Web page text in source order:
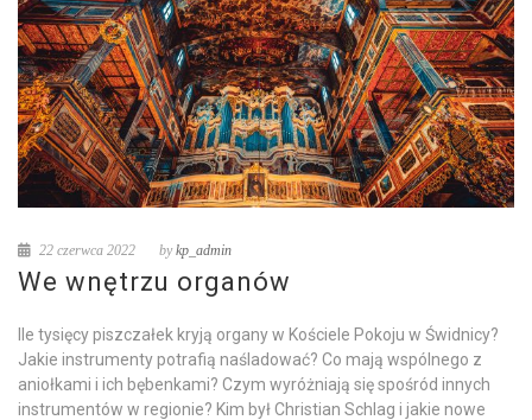
22 czerwca 2022 bykp_admin
We wnętrzu organów
Ile tysięcy piszczałek kryją organy w Kościele Pokoju w Świdnicy?
Jakie instrumenty potrafią naśladować? Co mają wspólnego z
aniołkami i ich bębenkami? Czym wyróżniają się spośród innych
instrumentów w regionie? Kim był Christian Schlag i jakie nowe